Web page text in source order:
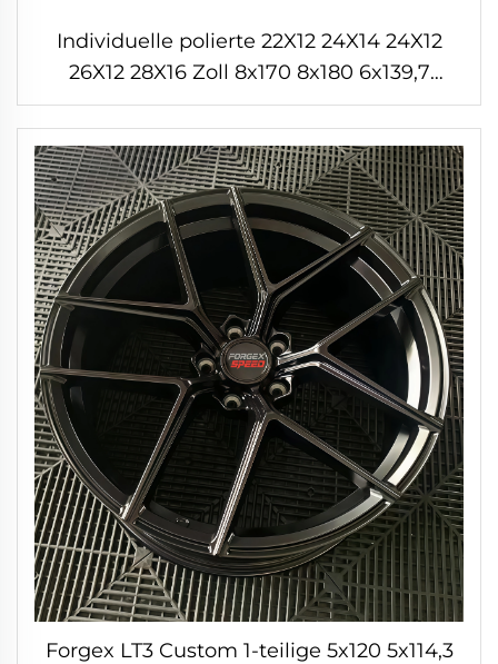
Individuelle polierte 22X12 24X14 24X12
26X12 28X16 Zoll 8x170 8x180 6x139,7
Aluminium geschmiedete LKW-Felgen für
Ford F-350 RAM1500 2500 Felge
Forgex LT3 Custom 1-teilige 5x120 5x114,3